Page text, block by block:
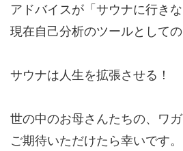
アドバイスが「サウナに行き
現在自己分析のツールとして
サウナは人生を拡張させる！
世の中のお母さんたちの、ワ
ご期待いただけたら幸いです。